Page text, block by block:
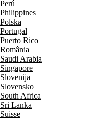
Perú
Philippines
Polska
Portugal
Puerto Rico
România
Saudi Arabia
Singapore
Slovenija
Slovensko
South Africa
Sri Lanka
Suisse